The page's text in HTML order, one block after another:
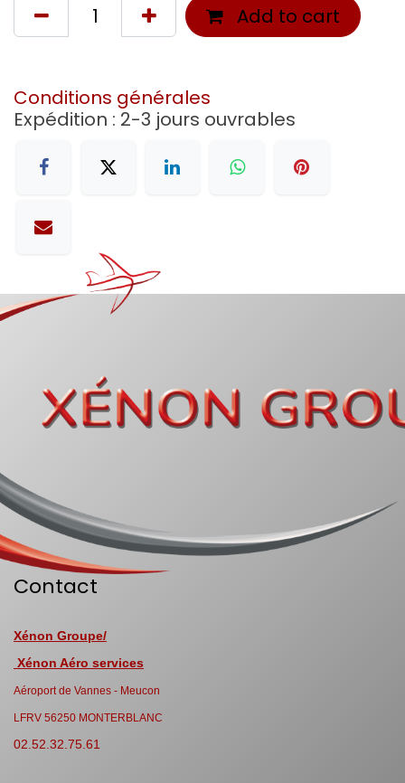
Add to cart
Conditions générales
Expédition : 2-3 jours ouvrables
Contact
Xénon Groupe/
Xénon Aéro services
Aéroport de Vannes - Meucon
LFRV 56250 MONTERBLANC
02.52.32.75.61